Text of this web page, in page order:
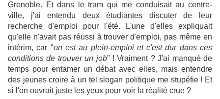
Grenoble. Et dans le tram qui me conduisait au centre-
ville, j'ai entendu deux étudiantes discuter de leur
recherche d'emploi pour l'été. L'une d'elles expliquait
qu'elle n'avait pas réussi à trouver d'emploi, pas même en
intérim, car "on est au plein-emploi et c'est dur dans ces
conditions de trouver un job" ! Vraiment ? J'ai manqué de
temps pour entamer un débat avec elles, mais entendre
des jeunes croire à un tel slogan politique me stupéfie ! Et
si l'on ouvrait juste les yeux pour voir la réalité crue ?